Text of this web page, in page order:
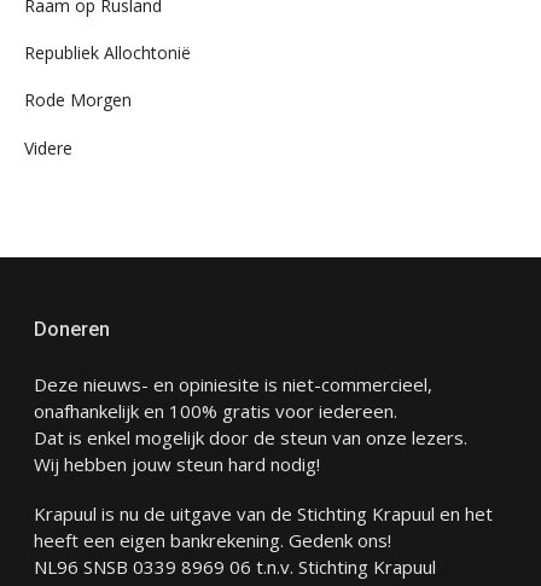
Raam op Rusland
Republiek Allochtonië
Rode Morgen
Videre
Doneren
Deze nieuws- en opiniesite is niet-commercieel,
onafhankelijk en 100% gratis voor iedereen.
Dat is enkel mogelijk door de steun van onze lezers.
Wij hebben jouw steun hard nodig!
Krapuul is nu de uitgave van de Stichting Krapuul en het
heeft een eigen bankrekening. Gedenk ons!
NL96 SNSB 0339 8969 06 t.n.v. Stichting Krapuul